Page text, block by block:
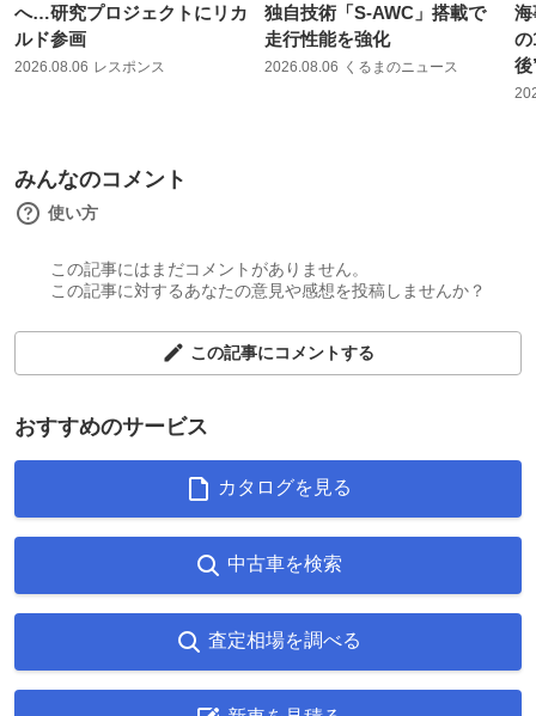
へ…研究プロジェクトにリカ
ルド参画
2026.08.06 レスポンス
独自技術「S-AWC」搭載で
走行性能を強化
2026.08.06 くるまのニュース
海
の
後
みんなのコメント
使い方
この記事にはまだコメントがありません。
この記事に対するあなたの意見や感想を投稿しませんか？
この記事にコメントする
おすすめのサービス
カタログを見る
中古車を検索
査定相場を調べる